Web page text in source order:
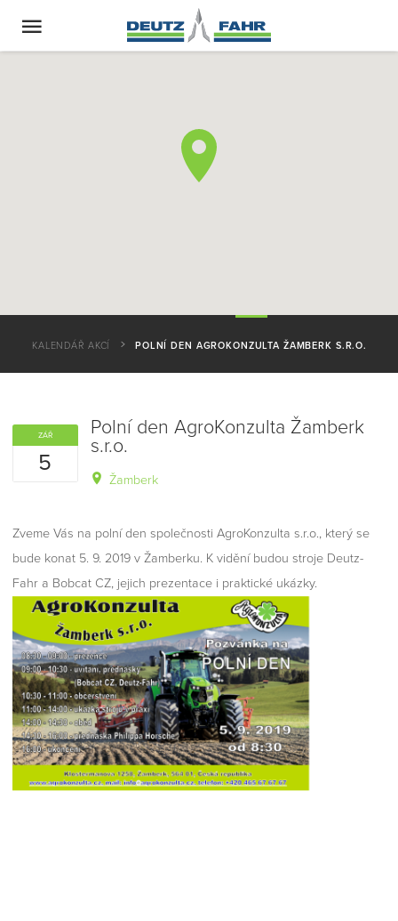
KALENDÁŘ AKCÍ POLNÍ DEN AGROKONZULTA ŽAMBERK S.R.O.
ZÁŘ
5
Polní den AgroKonzulta Žamberk
s.r.o.
Žamberk
Zveme Vás na polní den společnosti AgroKonzulta s.r.o., který se
bude konat 5. 9. 2019 v Žamberku. K vidění budou stroje Deutz-
Fahr a Bobcat CZ, jejich prezentace i praktické ukázky.